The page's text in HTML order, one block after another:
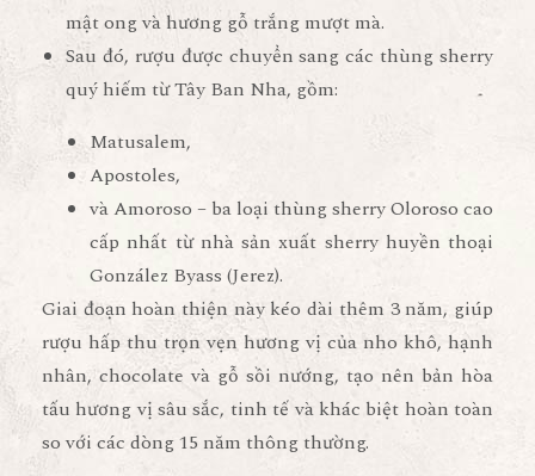
mật ong và hương gỗ trắng mượt mà.
Sau đó, rượu được chuyển sang các thùng sherry
quý hiếm từ Tây Ban Nha, gồm:
Matusalem,
Apostoles,
vàAmoroso – ba loại thùng sherry Oloroso cao
cấp nhất từ nhà sản xuất sherry huyền thoại
González Byass (Jerez).
Giai đoạn hoàn thiện này kéo dài thêm 3 năm, giúp
rượu hấp thu trọn vẹn hương vị của nho khô, hạnh
nhân, chocolate và gỗ sồi nướng, tạo nên bản hòa
tấu hương vị sâu sắc, tinh tế và khác biệt hoàn toàn
so với các dòng 15 năm thông thường.